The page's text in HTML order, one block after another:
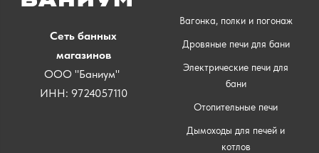
Сеть банных
магазинов
ООО "Баниум"
ИНН: 9724057110
Вагонка, полки и погонаж
Дровяные печи для бани
Электрические печи для
бани
Отопительные печи
Дымоходы для печей и
котлов